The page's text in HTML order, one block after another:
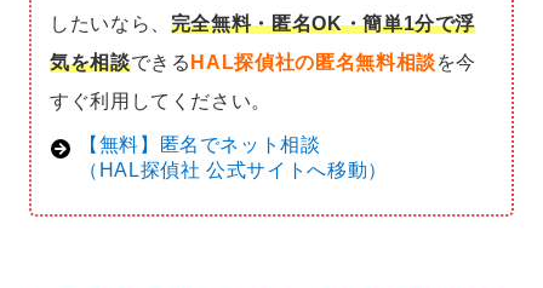
したいなら、 完全無料・匿名OK・簡単1分で浮
気を相談できる HAL探偵社の匿名無料相談を今
すぐ利用してください。
【無料】匿名でネット相談
（HAL探偵社 公式サイトへ移動）